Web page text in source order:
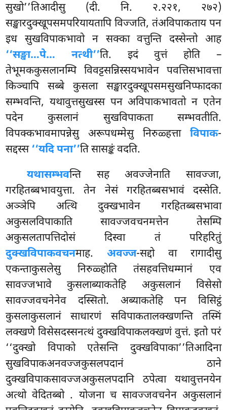
सुखो’’तिआदीसु (दी. नि. २.२२१, २७२)
सङ्खारदुक्खूपसमपरियायतापि विज्जति, तंअविपाकताय पन
इध सुखविपाकभावो न सक्का वत्तुन्ति दस्सेन्तो आह
‘‘सङ्खा…पे… नत्थी’’ति. इदं वुत्तं होति –
तेभूमककुसलानम्पि विवट्टसन्निस्सयभावेन पवत्तिसभावत्ता
किञ्चापि सब्बे कुसला सङ्खारदुक्खूपसमसुखनिप्फादका
सम्भवन्ति, यथावुत्तसुखस्स पन अविपाकभावतो न एतेन
पदेन कुसलानं सुखविपाकता सम्भवतीति.
विपक्कभावमापन्नेसु अरूपधम्मेसु निरुळ्हत्ता विपाक-
सद्दस्स‘‘यदि पना’’ति सासङ्कं वदति.
यथासम्भवन्ति सह अवज्जेनाति सावज्जा,
गरहितब्बभावयुत्ता. तेन नेसं गरहितब्बसभावं दस्सेति.
अञ्ञेपि अत्थि दुक्खभावेन गरहितब्बसभावा
अकुसलविपाकाति सावज्जवचनमत्तेन तेसम्पि
अकुसलतापत्तिदोसं दिस्वा तं परिहरितुं
दुक्खविपाकवचनमाह.अवज्ज-सद्दो वा रागादीसु
एकन्ताकुसलेसु निरुळ्होति तंसहवत्तिधम्मानं एव
सावज्जभावे कुसलाब्याकतेहि अकुसलानं विसेसो
सावज्जवचनेनेव दस्सितो. अब्याकतेहि पन विसिट्ठं
कुसलाकुसलानं साधारणं सविपाकतालक्खणन्ति तस्मिं
लक्खणे विसेसदस्सनत्थं दुक्खविपाकलक्खणं वुत्तं. इतो परं
‘‘दुक्खो विपाको एतेसन्ति दुक्खविपाका’’तिआदिना
सुखविपाकअनवज्जकुसलपदानं ठाने
दुक्खविपाकसावज्जअकुसलपदानि ठपेत्वा यथावुत्तनयेन
अत्थो वेदितब्बो . योजना च सावज्जवचनेन अकुसलानं